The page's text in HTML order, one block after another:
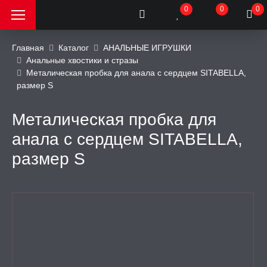
АКЦИИ и
0 0 0
Главная Каталог
АНАЛЬНЫЕ ИГРУШКИ
Анальные хвостики и стразы
Металическая пробка для анала с сердцем SITABELLA,
размер S
Металическая пробка для
анала с сердцем SITABELLA,
размер S